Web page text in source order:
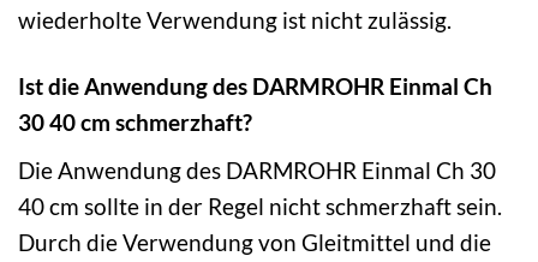
wiederholte Verwendung ist nicht zulässig.
Ist die Anwendung des DARMROHR Einmal Ch
30 40 cm schmerzhaft?
Die Anwendung des DARMROHR Einmal Ch 30
40 cm sollte in der Regel nicht schmerzhaft sein.
Durch die Verwendung von Gleitmittel und die